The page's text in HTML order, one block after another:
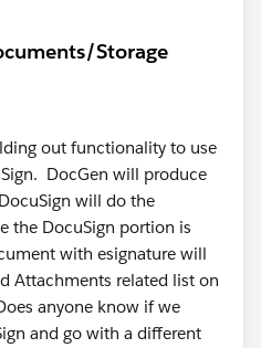
Storage
out functionality to use
DocGen will produce
will do the
the DocuSign portion is
with esignature will
Attachments related list on
anyone know if we
and go with a different